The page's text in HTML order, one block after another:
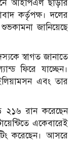
আইপিএল ছাড়ার
কর্তৃপক্ষ। দলের
জানিয়েছে
স্বাগত জানাতে
ফিরে যাচ্ছেন।
এবং তার
২১৬ রান করেছেন
একেবারেই
করেছেন। আসরে